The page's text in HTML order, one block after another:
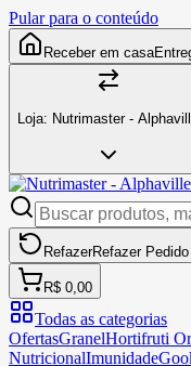
Pular para o conteúdo
Receber em casa
Loja: Nutrimaster -
RefazerRefazer Pedido
R$ 0,00
Todas as categorias
OfertasGranelHortifruti
NutricionalImunidade